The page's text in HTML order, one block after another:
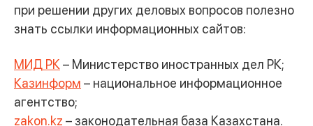
при решении других деловых вопросов полезно
знать ссылки информационных сайтов:
МИД РК– Министерство иностранных дел РК;
Казинформ – национальное информационное
агентство;
zakon.kz – законодательная база Казахстана.